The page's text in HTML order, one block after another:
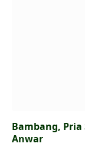
Bambang, Pria
Anwar